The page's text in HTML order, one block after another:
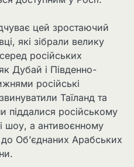
цей зростаючий
які зібрали велику
російських
Дубай і Південно-
російські
Таїланд та
піддалися російському
шоу, а антивоєнному
Об’єднаних Арабських